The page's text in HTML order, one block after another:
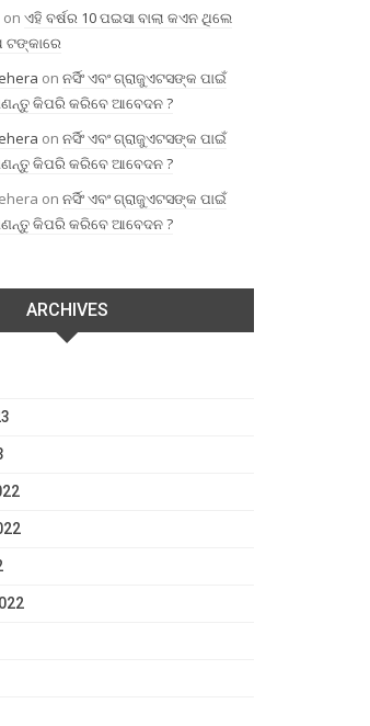
on ଏହି ବର୍ଷର 10 ପଇସା ବାଲା କଏନ ଥିଲେ
on ନର୍ସିଂ ଏବଂ ଗ୍ରାଜୁଏଟସଙ୍କ ପାଇଁ
କିପରି କରିବେ ଆବେଦନ ?
on ନର୍ସିଂ ଏବଂ ଗ୍ରାଜୁଏଟସଙ୍କ ପାଇଁ
କିପରି କରିବେ ଆବେଦନ ?
on ନର୍ସିଂ ଏବଂ ଗ୍ରାଜୁଏଟସଙ୍କ ପାଇଁ
କିପରି କରିବେ ଆବେଦନ ?
ARCHIVES